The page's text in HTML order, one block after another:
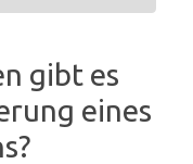
gibt es
eines